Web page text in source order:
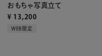
おもちゃ写真立て
¥ 13,200
WEB限定